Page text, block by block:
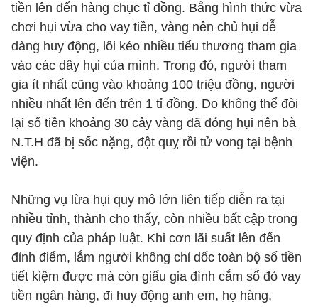
tiền lên đến hàng chục tỉ đồng. Bằng hình thức vừa
chơi hụi vừa cho vay tiền, vàng nên chủ hụi dễ
dàng huy động, lôi kéo nhiều tiểu thương tham gia
vào các dây hụi của mình. Trong đó, người tham
gia ít nhất cũng vào khoảng 100 triệu đồng, người
nhiều nhất lên đến trên 1 tỉ đồng. Do không thể đòi
lại số tiền khoảng 30 cây vàng đã đóng hụi nên bà
N.T.H đã bị sốc nặng, đột quỵ rồi tử vong tại bệnh
viện.
Những vụ lừa hụi quy mô lớn liên tiếp diễn ra tại
nhiều tỉnh, thành cho thấy, còn nhiều bất cập trong
quy định của pháp luật. Khi cơn lãi suất lên đến
đỉnh điểm, lắm người không chỉ dốc toàn bộ số tiền
tiết kiệm được mà còn giấu gia đình cắm sổ đỏ vay
tiền ngân hàng, đi huy động anh em, họ hàng,